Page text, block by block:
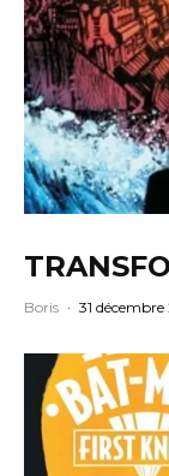
Boris · 31